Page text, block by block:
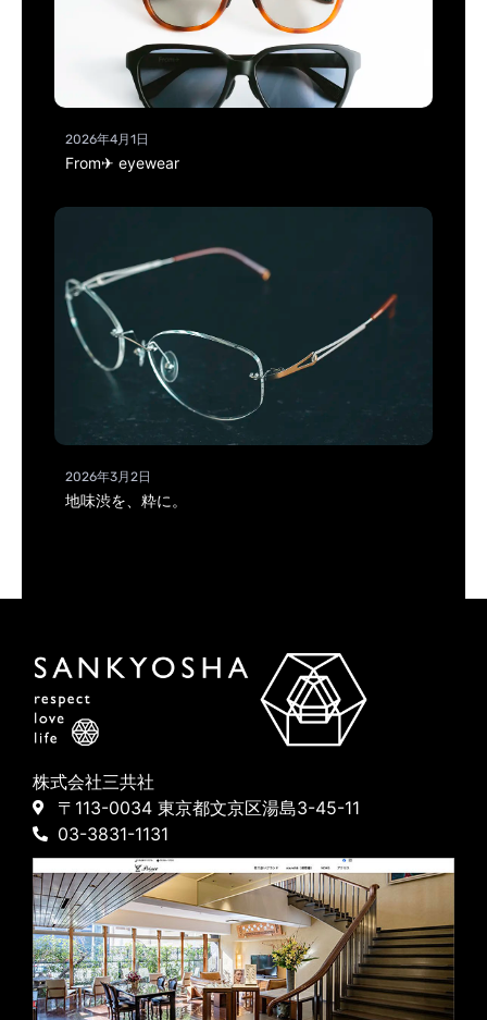
2026年4月1日
From✈ eyewear
2026年3月2日
地味渋を、粋に。
株式会社三共社
〒113-0034 東京都文京区湯島3-45-11
03-3831-1131